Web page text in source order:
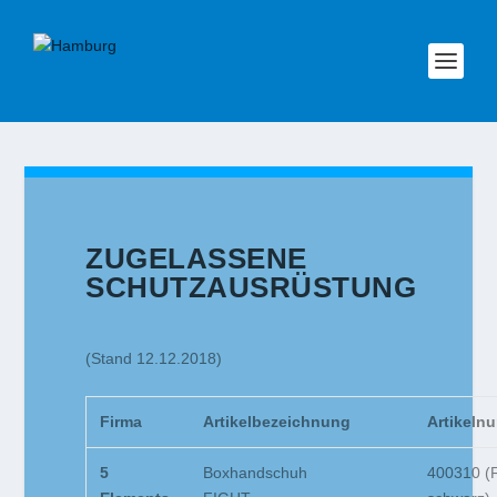
ZUGELASSENE
SCHUTZAUSRÜSTUNG
(Stand 12.12.2018)
Firma Artikelbezeichnung
5
Boxhandschuh
400310